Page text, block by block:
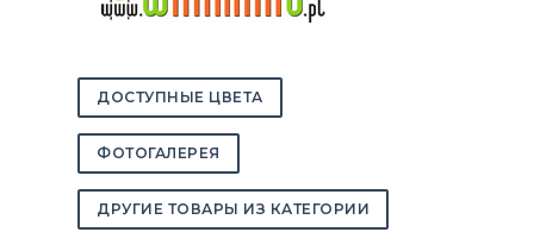
ДОСТУПНЫЕ ЦВЕТА
ФОТОГАЛЕРЕЯ
ДРУГИЕ ТОВАРЫ ИЗ КАТЕГОРИИ